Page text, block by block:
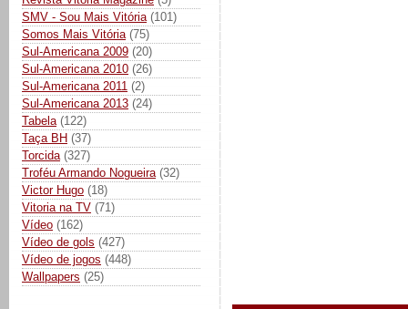
SMV - Sou Mais Vitória (101)
Somos Mais Vitória (75)
Sul-Americana 2009 (20)
Sul-Americana 2010 (26)
Sul-Americana 2011 (2)
Sul-Americana 2013 (24)
Tabela (122)
Taça BH (37)
Torcida (327)
Troféu Armando Nogueira (32)
Victor Hugo (18)
Vitoria na TV (71)
Vídeo (162)
Vídeo de gols (427)
Vídeo de jogos (448)
Wallpapers (25)